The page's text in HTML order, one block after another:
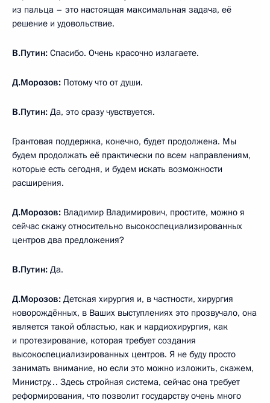
из пальца – это настоящая максимальная задача, её
решение и удовольствие.
В.Путин: Спасибо. Очень красочно излагаете.
Д.Морозов: Потому что от души.
В.Путин: Да, это сразу чувствуется.
Грантовая поддержка, конечно, будет продолжена. Мы
будем продолжать её практически по всем направлениям,
которые есть сегодня, и будем искать возможности
расширения.
Д.Морозов: Владимир Владимирович, простите, можно я
сейчас скажу относительно высокоспециализированных
центров два предложения?
В.Путин: Да.
Д.Морозов: Детская хирургия и, в частности, хирургия
новорождённых, в Ваших выступлениях это прозвучало, она
является такой областью, как и кардиохирургия, как
и протезирование, которая требует создания
высокоспециализированных центров. Я не буду просто
занимать внимание, но если это можно изложить, скажем,
Министру… Здесь стройная система, сейчас она требует
реформирования, что позволит государству очень много